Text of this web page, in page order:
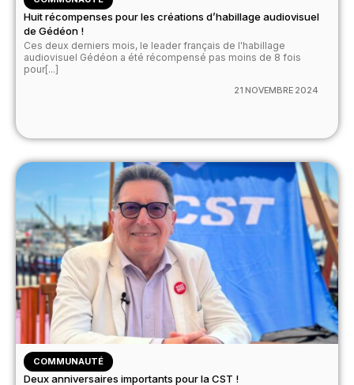
Huit récompenses pour les créations d’habillage audiovisuel
de Gédéon !
Ces deux derniers mois, le leader français de l'habillage
audiovisuel Gédéon a été récompensé pas moins de 8 fois
pour[...]
21 NOVEMBRE 2024
COMMUNAUTÉ
Deux anniversaires importants pour la CST !